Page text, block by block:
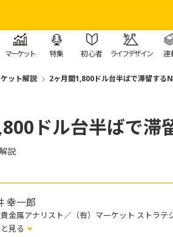
マーケット 特集 初心者 ライフデザイン 連
ット解説 2ヶ月間1,800ドル台半ばで滞留する
ドル台半ばで滞
説
幸一郎
金属アナリスト／（有）マーケット ストラテ
見る